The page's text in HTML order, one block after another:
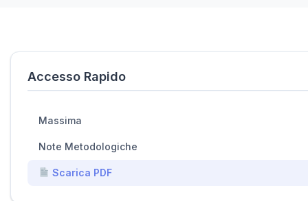
Accesso Rapido
Massima
Note Metodologiche
Scarica PDF